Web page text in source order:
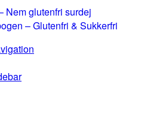
Nem glutenfri surdej
– Glutenfri & Sukkerfri